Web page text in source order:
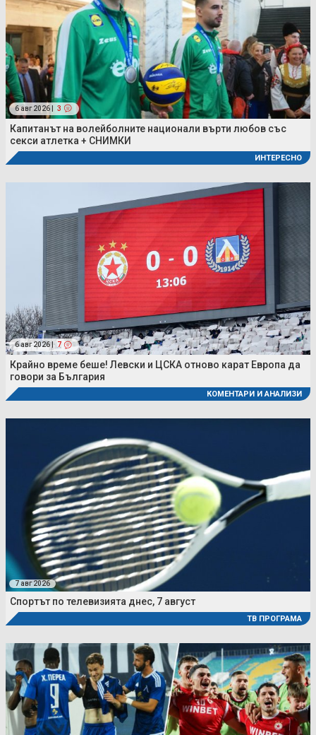
6 авг 2026 | 3
Капитанът на волейболните национали върти любов със
секси атлетка + СНИМКИ
ИНТЕРЕСНО
6 авг 2026 | 7
Крайно време беше! Левски и ЦСКА отново карат Европа да
говори за България
КОМЕНТАРИ И АНАЛИЗИ
7 авг 2026
Спортът по телевизията днес, 7 август
ТВ ПРОГРАМА